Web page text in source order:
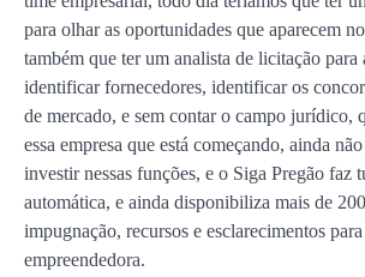
para olhar as oportunidades que aparecem
também que ter um analista de licitação para
identificar fornecedores, identificar os
de mercado, e sem contar o campo jurídico,
essa empresa que está começando, ainda
investir nessas funções, e o Siga Pregão faz
automática, e ainda disponibiliza mais de
impugnação, recursos e esclarecimentos
empreendedora.